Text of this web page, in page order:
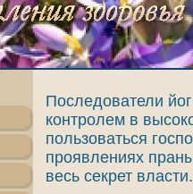
Последователи
контролем в
пользоваться
проявлениях
весь секрет власти.